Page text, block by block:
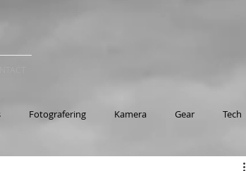
Fotografering Kamera Gear Tech